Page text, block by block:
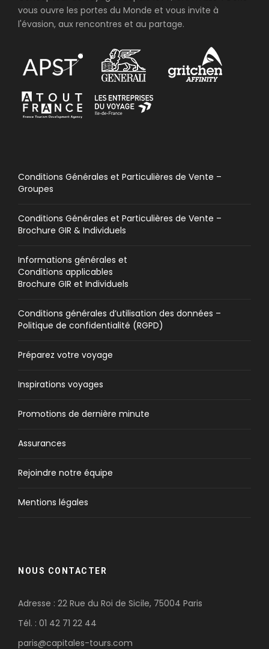
vous ouvre les portes du Monde et vous invite à
l'évasion, aux rencontres et au partage.
Conditions Générales et Particulières de Vente –
Groupes
Conditions Générales et Particulières de Vente –
Brochure GIR & Individuels
Informations générales et
Conditions applicables
Brochure GIR et Individuels
Conditions générales d’utilisation des données –
Politique de confidentialité (RGPD)
Préparez votre voyage
Inspirations voyages
Promotions de dernière minute
Assurances
Rejoindre notre équipe
Mentions légales
NOUS CONTACTER
Adresse : 22 Rue du Roi de Sicile, 75004 Paris
Tél. : 01 42 71 22 44
paris@capitales-tours.com